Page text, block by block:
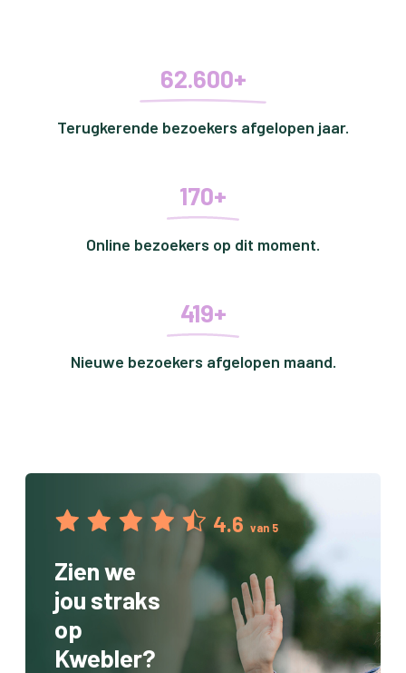
62.600+
Terugkerende bezoekers afgelopen jaar.
170+
Online bezoekers op dit moment.
419+
Nieuwe bezoekers afgelopen maand.
4.6 van 5
Zien we
jou straks
op
Kwebler?